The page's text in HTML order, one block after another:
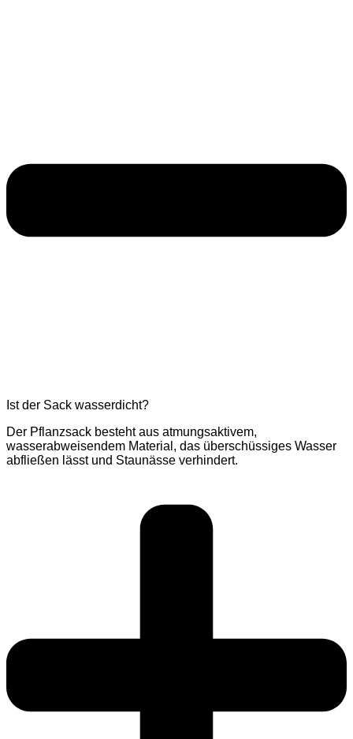
Ist der Sack wasserdicht?
Der Pflanzsack besteht aus atmungsaktivem,
wasserabweisendem Material, das überschüssiges Wasser
abfließen lässt und Staunässe verhindert.